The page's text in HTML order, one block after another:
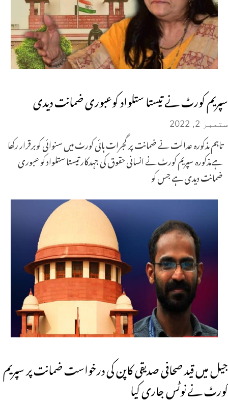
سپریم کورٹ نے تیستا ستلواد کوعبوری ضمانت دیدی
ستمبر 2, 2022
تاہم مذکورہ عدالت نے ضمانت پر گجرات ہائی کورٹ میں سنوائی کوبرقرار رکھا
ہےمذکورہ سپریم کورٹ نے انسانی حقوق کی جہدکار تیستا ستلواد کو عبوری
ضمانت دیدی ہے جس کو
جیل میں قید صحافی صدیقی کاپن کی درخواست ضمانت پر سپریم
کورٹ نے نوٹس جاری کیا